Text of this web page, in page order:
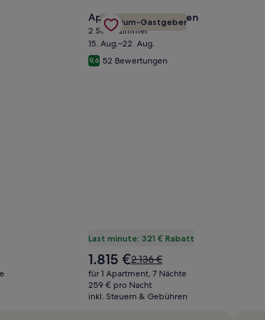
Gallery
Carousel
Premium-Gastgeber
Apartment in Hoboken
2 Schlafzimmer
15. Aug.–22. Aug.
9,6 52 Bewertungen
Last minute: 321 € Rabatt
Der
Preis
beträgt
1.815 €
1.815 €Der
alte
Preis
war
2.136 €
für 1 Apartment, 7 Nächte
259 € pro Nacht
inkl. Steuern & Gebühren